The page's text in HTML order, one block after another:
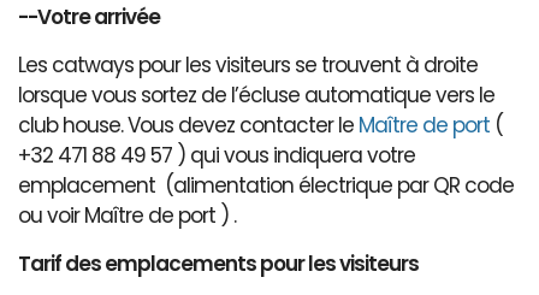
--Votre arrivée
Les catways pour les visiteurs se trouvent à droite
lorsque vous sortez de l’écluse automatique vers le
club house. Vous devez contacter le Maître de port (
+32 471 88 49 57 ) qui vous indiquera votre
emplacement (alimentation électrique par QR code
ou voir Maître de port ) .
Tarif des emplacements pour les visiteurs